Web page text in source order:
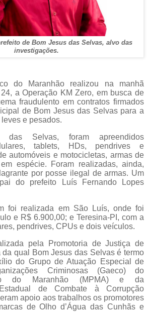
de Bom Jesus das Selvas, alvo das
investigações.
do Maranhão realizou na manhã
a Operação KM Zero, em busca de
fraudulento em contratos firmados
de Bom Jesus das Selvas para a
e pesados.
Selvas, foram apreendidos
tablets, HDs, pendrives e
automóveis e motocicletas, armas de
espécie. Foram realizadas, ainda,
por posse ilegal de armas. Um
do prefeito Luís Fernando Lopes
foi realizada em São Luís, onde foi
e R$ 6.900,00; e Teresina-PI, com a
pendrives, CPUs e dois veículos.
pela Promotoria de Justiça de
da qual Bom Jesus das Selvas é termo
do Grupo de Atuação Especial de
Criminosas (Gaeco) do
do Maranhão (MPMA) e da
de Combate à Corrupção
apoio aos trabalhos os promotores
de Olho d’Água das Cunhãs e